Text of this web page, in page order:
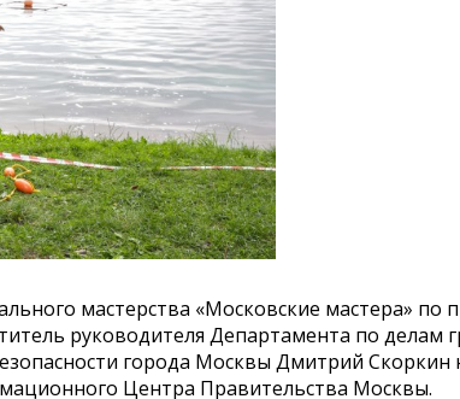
мастерства «Московские мастера» по
руководителя Департамента по делам
города Москвы Дмитрий Скоркин
Центра Правительства Москвы.